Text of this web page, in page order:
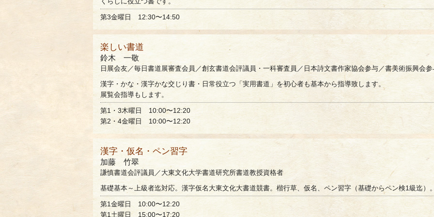
第3金曜日 12:30〜14:50
楽しい書道
鈴木 一敬
日展会友／毎日書道展審査会員／創玄書道会評議員・一科審査員／日本詩文書作家協会参与／書美術振興会参
漢字・かな・漢字かな交じり書・日常役立つ「実用書道」を初心者も基本から指導致します。
展覧会指導もします。
第1・3木曜日 10:00〜12:20
第2・4金曜日 10:00〜12:20
漢字・仮名・ペン習字
加藤 竹翠
謙慎書道会評議員／大東文化大学書道研究所書道教授資格者
基礎基本～上級者迄対応。漢字仮名大東文化大書道競書。楷行草、仮名、ペン習字（基礎からペン検1級迄）
第1金曜日 10:00〜12:20
第1土曜日 15:00〜17:20